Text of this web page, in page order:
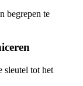
begrepen te
sleutel tot het